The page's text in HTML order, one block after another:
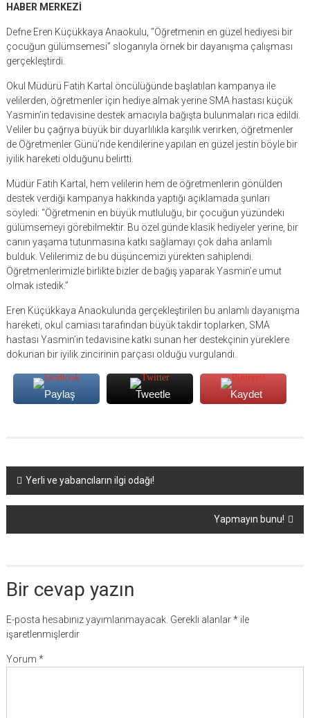
HABER MERKEZİ
Defne Eren Küçükkaya Anaokulu, “Öğretmenin en güzel hediyesi bir
çocuğun gülümsemesi” sloganıyla örnek bir dayanışma çalışması
gerçekleştirdi.
Okul Müdürü Fatih Kartal öncülüğünde başlatılan kampanya ile
velilerden, öğretmenler için hediye almak yerine SMA hastası küçük
Yasmin’in tedavisine destek amacıyla bağışta bulunmaları rica edildi.
Veliler bu çağrıya büyük bir duyarlılıkla karşılık verirken, öğretmenler
de Öğretmenler Günü’nde kendilerine yapılan en güzel jestin böyle bir
iyilik hareketi olduğunu belirtti.
Müdür Fatih Kartal, hem velilerin hem de öğretmenlerin gönülden
destek verdiği kampanya hakkında yaptığı açıklamada şunları
söyledi: “Öğretmenin en büyük mutluluğu, bir çocuğun yüzündeki
gülümsemeyi görebilmektir. Bu özel günde klasik hediyeler yerine, bir
canın yaşama tutunmasına katkı sağlamayı çok daha anlamlı
bulduk. Velilerimiz de bu düşüncemizi yürekten sahiplendi.
Öğretmenlerimizle birlikte bizler de bağış yaparak Yasmin’e umut
olmak istedik.”
Eren Küçükkaya Anaokulunda gerçekleştirilen bu anlamlı dayanışma
hareketi, okul camiası tarafından büyük takdir toplarken, SMA
hastası Yasmin’in tedavisine katkı sunan her destekçinin yüreklere
dokunan bir iyilik zincirinin parçası olduğu vurgulandı.
Paylaş Tweetle Kaydet
Yazı
dolaşımı
Yerli ve yabancıların ilgi odağı!
Yapmayın bunu!
Bir cevap yazın
E-posta hesabınız yayımlanmayacak. Gerekli alanlar*ile
işaretlenmişlerdir
Yorum *